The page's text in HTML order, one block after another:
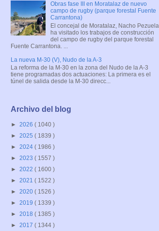
Obras fase III en Moratalaz de nuevo
campo de rugby (parque forestal Fuente
Carrantona)
El concejal de Moratalaz, Nacho Pezuela,
ha visitado los trabajos de construcción
del campo de rugby del parque forestal
Fuente Carrantona. ...
La nueva M-30 (V), Nudo de la A-3
La reforma de la M-30 en la zona del Nudo de la A-3
tiene programadas dos actuaciones: La primera es el
túnel de salida desde la M-30 direcc...
Archivo del blog
► 2026 ( 1040 )
► 2025 ( 1839 )
► 2024 ( 1986 )
► 2023 ( 1557 )
► 2022 ( 1600 )
► 2021 ( 1522 )
► 2020 ( 1526 )
► 2019 ( 1339 )
► 2018 ( 1385 )
► 2017 ( 1344 )